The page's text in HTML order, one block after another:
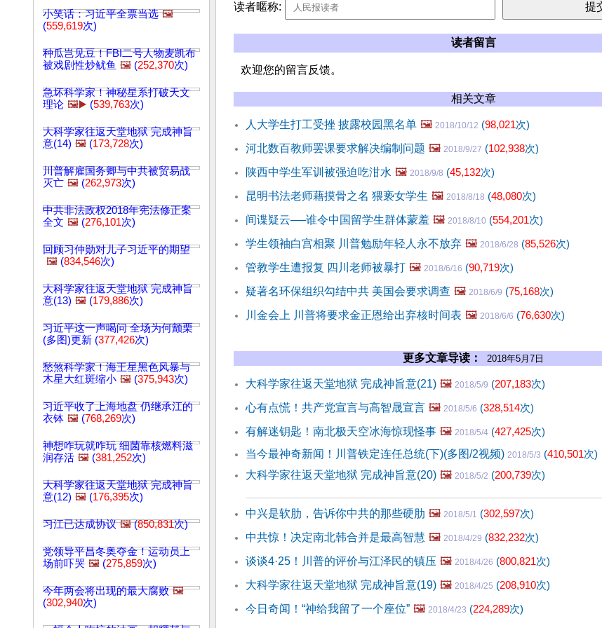
小笑话：习近平全票当选 🖼️
(559,619次)
种瓜岂见豆！FBI二号人物麦凯布
被戏剧性炒鱿鱼 🖼️ (252,370次)
急坏科学家！神秘星系打破天文
理论 🖼️▶️ (539,763次)
大科学家往返天堂地狱 完成神旨
意(14) 🖼️ (173,728次)
川普解雇国务卿与中共被贸易战
灭亡 🖼️ (262,973次)
中共非法政权2018年宪法修正案
全文 🖼️ (276,101次)
回顾习仲勋对儿子习近平的期望
🖼️ (834,546次)
大科学家往返天堂地狱 完成神旨
意(13) 🖼️ (179,886次)
习近平这一声喝问 全场为何颤栗
(多图)更新 (377,426次)
愁煞科学家！海王星黑色风暴与
木星大红斑缩小 🖼️ (375,943次)
习近平收了上海地盘 仍继承江的
衣钵 🖼️ (768,269次)
神想咋玩就咋玩 细菌靠核燃料滋
润存活 🖼️ (381,252次)
大科学家往返天堂地狱 完成神旨
意(12) 🖼️ (176,395次)
习江已达成协议 🖼️(850,831次)
党领导平昌冬奥夺金！运动员上
场前吓哭 🖼️ (275,859次)
今年两会将出现的最大腐败 🖼️
(302,940次)
读者暱称:
读者留言
欢迎您的留言反馈。
相关文章
人大学生打工受挫 披露校园黑名单 🖼️ 2018/10/12 (98,021次)
河北数百教师罢课要求解决编制问题 🖼️ 2018/9/27 (102,938次)
陕西中学生军训被强迫吃泔水 🖼️ 2018/9/8 (45,132次)
昆明书法老师藉摸骨之名 猥亵女学生 🖼️ 2018/8/18 (48,080次)
间谍疑云──谁令中国留学生群体蒙羞 🖼️ 2018/8/10 (554,201次)
学生领袖白宫相聚 川普勉励年轻人永不放弃 🖼️ 2018/6/28 (85,526次)
管教学生遭报复 四川老师被暴打 🖼️ 2018/6/16 (90,719次)
疑著名环保组织勾结中共 美国会要求调查 🖼️ 2018/6/9 (75,168次)
川金会上 川普将要求金正恩给出弃核时间表 🖼️ 2018/6/6 (76,630次)
更多文章导读： 2018年5月7日
大科学家往返天堂地狱 完成神旨意(21) 🖼️ 2018/5/9 (207,183次)
心有点慌！共产党宣言与高智晟宣言 🖼️ 2018/5/6 (328,514次)
有解迷钥匙！南北极天空冰海惊现怪事 🖼️ 2018/5/4 (427,425次)
当今最神奇新闻！川普铁定连任总统(下)(多图/2视频) 2018/5/3 (410,501次)
大科学家往返天堂地狱 完成神旨意(20) 🖼️ 2018/5/2 (200,739次)
中兴是软肋，告诉你中共的那些硬肋 🖼️ 2018/5/1 (302,597次)
中共惊！决定南北韩合并是最高智慧 🖼️ 2018/4/29 (832,232次)
谈谈4·25！川普的评价与江泽民的镇压 🖼️ 2018/4/26 (800,821次)
大科学家往返天堂地狱 完成神旨意(19) 🖼️ 2018/4/25 (208,910次)
今日奇闻！“神给我留了一个座位” 🖼️ 2018/4/23 (224,289次)